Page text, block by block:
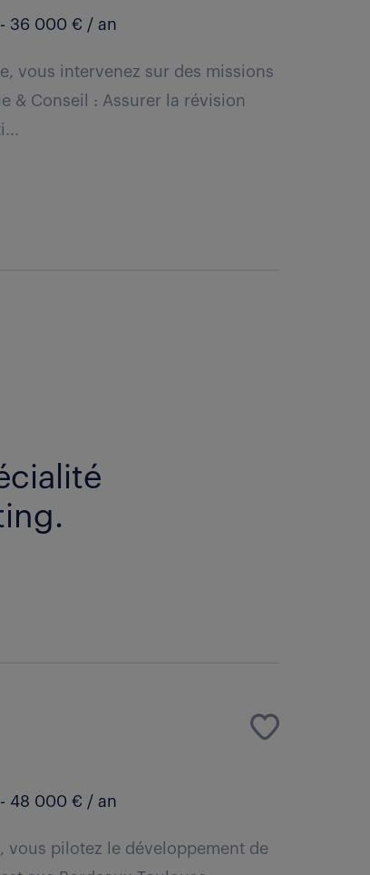
36 000 € / an
vous intervenez sur des missions
& Conseil : Assurer la révision
48 000 € / an
vous pilotez le développement de